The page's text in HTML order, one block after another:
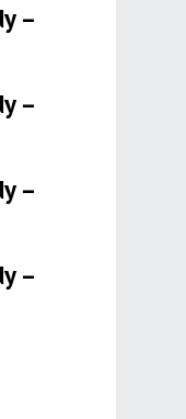
–
–
–
–